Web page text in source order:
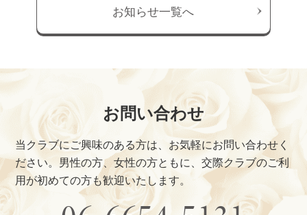
お知らせ一覧へ
お問い合わせ
当クラブにご興味のある方は、お気軽にお問い合わせく
ださい。 男性の方、女性の方ともに、交際クラブのご利
用が初めての方も歓迎いたします。